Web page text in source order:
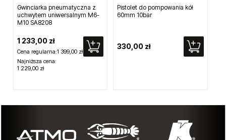
Gwinciarka pneumatyczna z
uchwytem uniwersalnym M6-
M10 SA8208
1 233,00 zł
Cena regularna:1 399,00 zł
Najniższa cena:
1 229,00 zł
Pistolet do pompowania kół
60mm 10bar
330,00 zł